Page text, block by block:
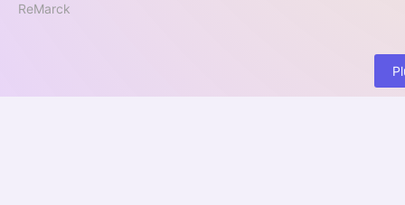
ReMarck